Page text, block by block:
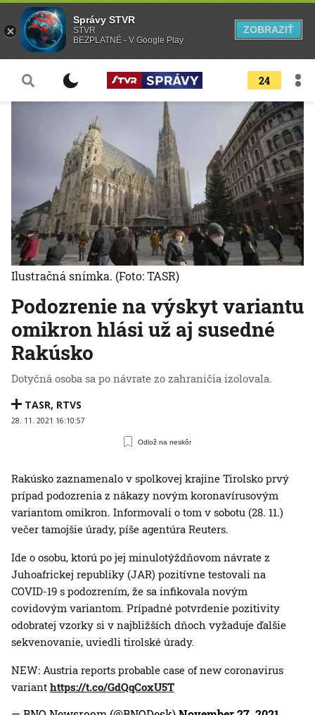
24
Podozrenie na výskyt variantu
omikron hlási už aj susedné
Rakúsko
Dotyčná osoba sa po návrate zo zahraničia izolovala.
TASR, RTVS
28. 11. 2021 16:10:57
Odlož na neskôr
Ilustračná snímka. (Foto: TASR)
Rakúsko zaznamenalo v spolkovej krajine Tirolsko prvý
prípad podozrenia z nákazy novým koronavírusovým
variantom omikron. Informovali o tom v sobotu (28. 11.)
večer tamojšie úrady, píše agentúra Reuters.
Ide o osobu, ktorú po jej minulotýždňovom návrate z
Juhoafrickej republiky (JAR) pozitívne testovali na
COVID-19 s podozrením, že sa infikovala novým
covidovým variantom. Prípadné potvrdenie pozitivity
odobratej vzorky si v najbližších dňoch vyžaduje ďalšie
sekvenovanie, uviedli tirolské úrady.
NEW: Austria reports probable case of new coronavirus
variant https://t.co/GdQqCoxU5T
Správy STVR
STVR
BEZPLATNÉ - V Google Play
ZOBRAZIŤ